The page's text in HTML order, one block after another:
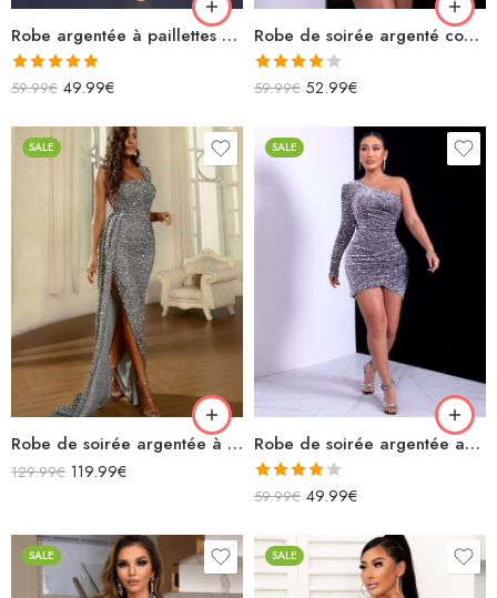
Robe argentée à paillettes asymétrique fendue
Note5.00
59.99€ 49.99€
Robe de soirée argenté courte patineuse à paillettes sans manches décolleté
Note
59.99€ 52.99€
SALE
Robe de soirée argentée à paillettes asymétrique fendue avec traîne
129.99€ 119.99€
SALE
Robe de soirée argentée asymétrique courte à paillettes
Note
5
59.99€ 49.99€
SALE SALE